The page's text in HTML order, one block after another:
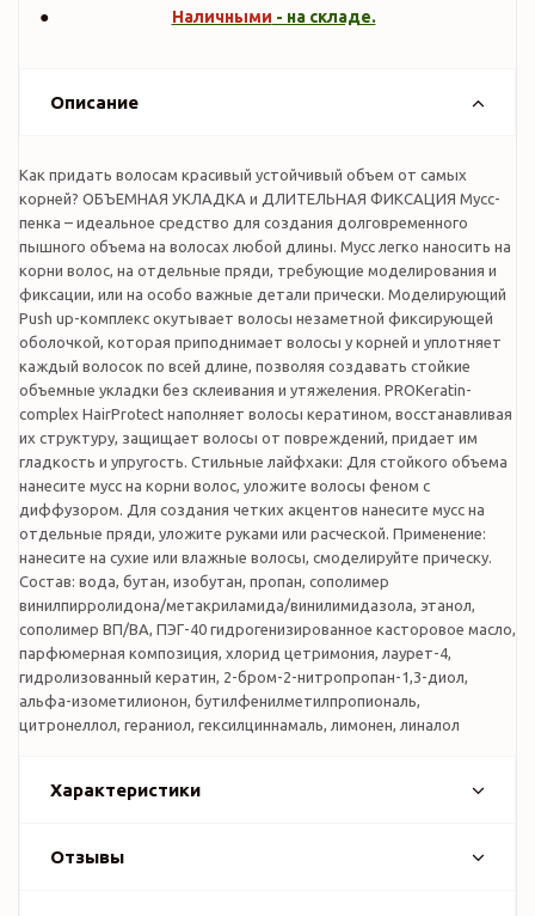
Наличными - на складе.
Описание
Как придать волосам красивый устойчивый объем от самых
корней? ОБЪЕМНАЯ УКЛАДКА и ДЛИТЕЛЬНАЯ ФИКСАЦИЯ Мусс-
пенка – идеальное средство для создания долговременного
пышного объема на волосах любой длины. Мусс легко наносить на
корни волос, на отдельные пряди, требующие моделирования и
фиксации, или на особо важные детали прически. Моделирующий
Push up-комплекс окутывает волосы незаметной фиксирующей
оболочкой, которая приподнимает волосы у корней и уплотняет
каждый волосок по всей длине, позволяя создавать стойкие
объемные укладки без склеивания и утяжеления. PROKeratin-
complex HairProtect наполняет волосы кератином, восстанавливая
их структуру, защищает волосы от повреждений, придает им
гладкость и упругость. Стильные лайфхаки: Для стойкого объема
нанесите мусс на корни волос, уложите волосы феном с
диффузором. Для создания четких акцентов нанесите мусс на
отдельные пряди, уложите руками или расческой. Применение:
нанесите на сухие или влажные волосы, смоделируйте прическу.
Состав: вода, бутан, изобутан, пропан, сополимер
винилпирролидона/метакриламида/винилимидазола, этанол,
cополимер ВП/ВА, ПЭГ-40 гидрогенизированное касторовое масло,
парфюмерная композиция, хлорид цетримония, лаурет-4,
гидролизованный кератин, 2-бром-2-нитропропан-1,3-диол,
альфа-изометилионон, бутилфенилметилпропиональ,
цитронеллол, гераниол, гексилциннамаль, лимонен, линалол
Характеристики
Отзывы